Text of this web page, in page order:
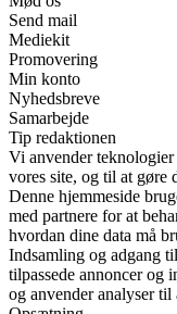
Send mail
Mediekit
Promovering
Min konto
Nyhedsbreve
Samarbejde
Tip redaktionen
Vi anvender
vores site, og til at gøre
Denne hjemmeside
med partnere for at
hvordan dine data må
Indsamling og adgang
tilpassede annoncer og
og anvender analyser